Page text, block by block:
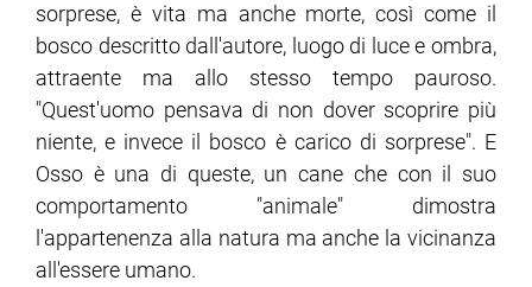
sorprese, è vita ma anche morte, così come il
bosco descritto dall'autore, luogo di luce e ombra,
attraente ma allo stesso tempo pauroso.
"Quest'uomo pensava di non dover scoprire più
niente, e invece il bosco è carico di sorprese". E
Osso è una di queste, un cane che con il suo
comportamento "animale" dimostra
l'appartenenza alla natura ma anche la vicinanza
all'essere umano.